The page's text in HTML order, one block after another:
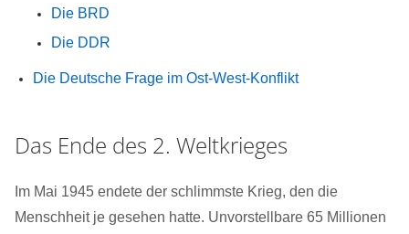
Die BRD
Die DDR
Die Deutsche Frage im Ost-West-Konflikt
Das Ende des 2. Weltkrieges
Im Mai 1945 endete der schlimmste Krieg, den die
Menschheit je gesehen hatte. Unvorstellbare 65 Millionen